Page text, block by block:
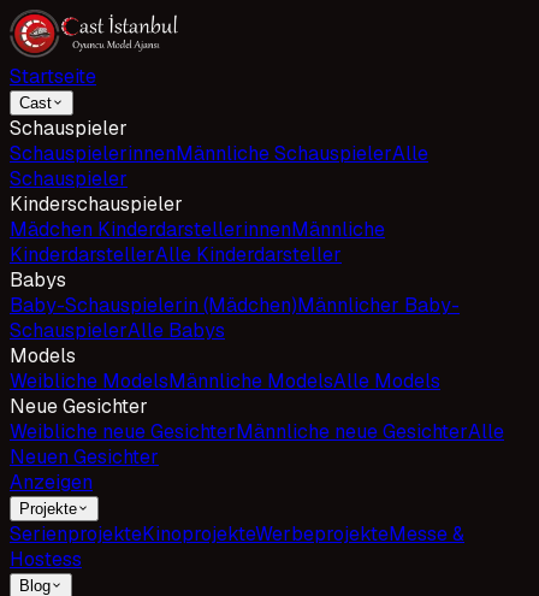
Startseite
Cast
Schauspieler
SchauspielerinnenMännliche SchauspielerAlle
Schauspieler
Kinderschauspieler
Mädchen KinderdarstellerinnenMännliche
KinderdarstellerAlle Kinderdarsteller
Babys
Baby-Schauspielerin (Mädchen)Männlicher Baby-
SchauspielerAlle Babys
Models
Weibliche ModelsMännliche ModelsAlle Models
Neue Gesichter
Weibliche neue GesichterMännliche neue GesichterAlle
Neuen Gesichter
Anzeigen
Projekte
SerienprojekteKinoprojekteWerbeprojekteMesse &
Hostess
Blog